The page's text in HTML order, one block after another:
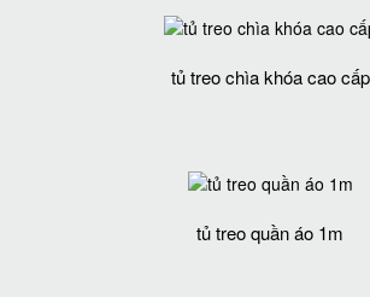
tủ treo chìa khóa cao cấp
tủ treo quần áo 1m